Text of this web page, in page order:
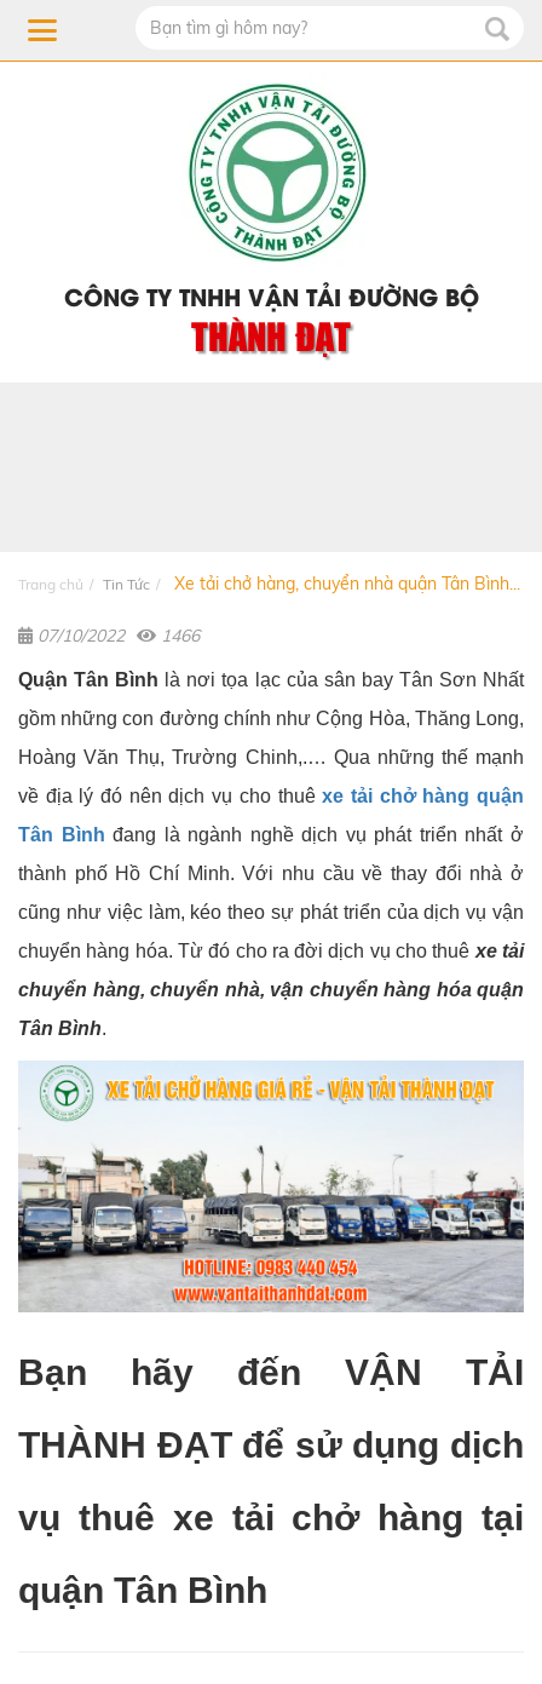
CÔNG TY TNHH VẬN TẢI ĐƯỜNG BỘ
THÀNH ĐẠT
Trang chủ Tin Tức Xe tải chở hàng, chuyển nhà quận Tân Bình...
07/10/2022 1466
Quận Tân Bình là nơi tọa lạc của sân bay Tân Sơn Nhất
gồm những con đường chính như Cộng Hòa, Thăng Long,
Hoàng Văn Thụ, Trường Chinh,.… Qua những thế mạnh
về địa lý đó nên dịch vụ cho thuêxe tải chở hàng quận
Tân Bình đang là ngành nghề dịch vụ phát triển nhất ở
thành phố Hồ Chí Minh. Với nhu cầu về thay đổi nhà ở
cũng như việc làm, kéo theo sự phát triển của dịch vụ vận
chuyển hàng hóa. Từ đó cho ra đời dịch vụ cho thuê xe tải
chuyển hàng, chuyển nhà, vận chuyển hàng hóa quận
Tân Bình.
Bạn hãy đến VẬN TẢI
THÀNH ĐẠTđể sử dụng dịch
vụ thuê xe tải chở hàng tại
quận Tân Bình